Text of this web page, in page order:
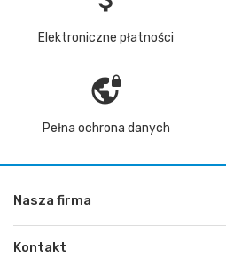
Elektroniczne płatności
vpn_lock
Pełna ochrona danych
Nasza firma
Kontakt